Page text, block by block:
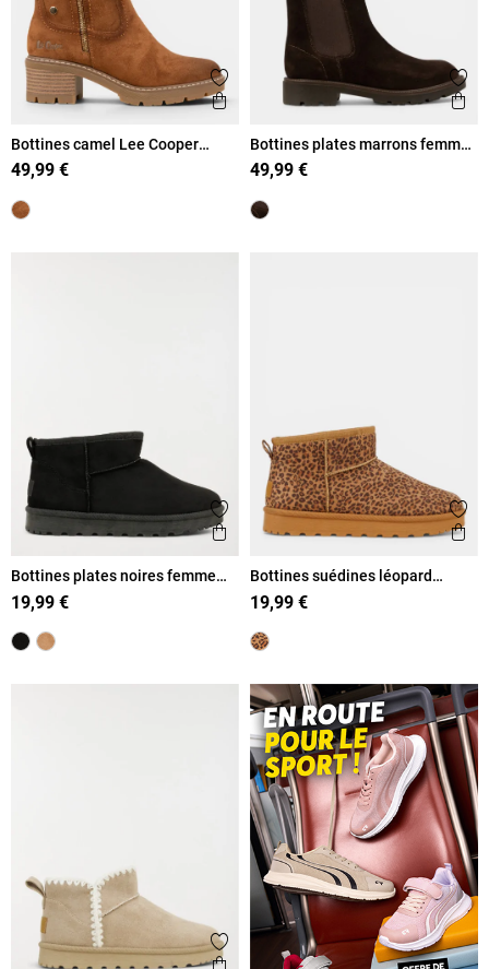
Ajouter aux favoris
Aperçu rapide
Bottines camel Lee Cooper
femme (36-41)
49,99 €
Bottines plates marrons femme
(36-41)
49,99 €
Ajouter aux favoris
Aperçu rapide
Bottines plates noires femme
(36-41)
19,99 €
Bottines suédines léopard
femme (36-41)
19,99 €
Ajouter aux favoris